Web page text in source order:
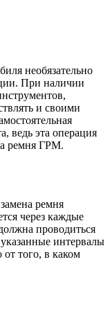
необязательно
При наличии
и своими
ведь эта операция
ремня ГРМ.
ремня
через каждые
проводиться
интервалы
того, в каком